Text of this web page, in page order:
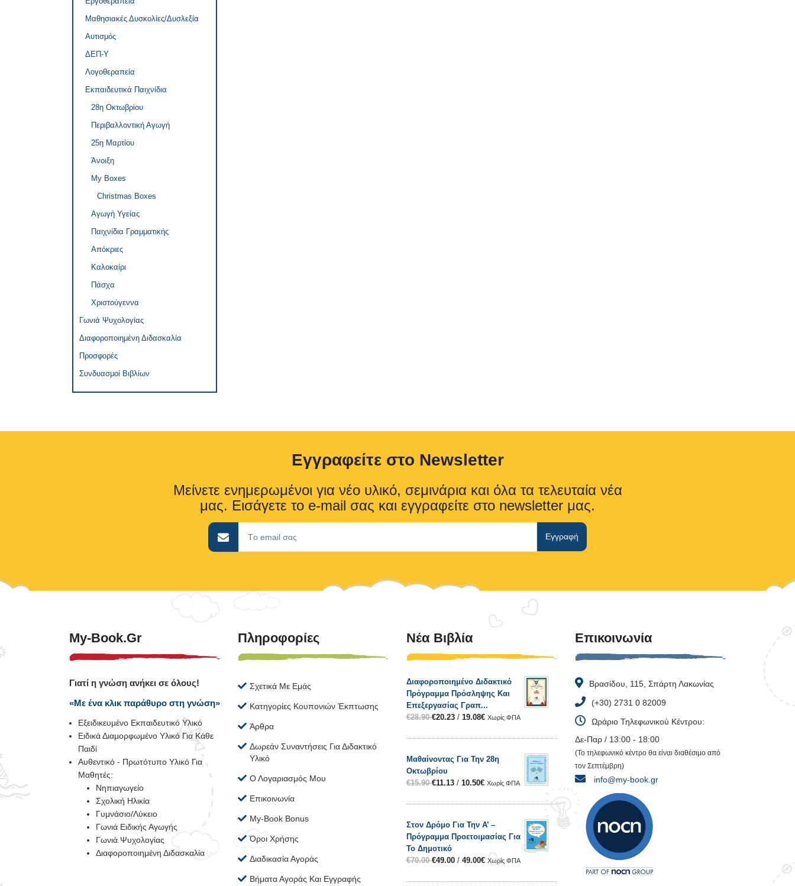
Μαθησιακές Δυσκολίες/Δυσλεξία
Αυτισμός
ΔΕΠ-Υ
Λογοθεραπεία
Εκπαιδευτικά Παιχνίδια
28η Οκτωβρίου
Περιβαλλοντική Αγωγή
25η Μαρτίου
Άνοιξη
My Boxes
Christmas Boxes
Αγωγή Υγείας
Παιχνίδια Γραμματικής
Απόκριες
Καλοκαίρι
Πάσχα
Χριστούγεννα
Γωνιά Ψυχολογίας
Διαφοροποιημένη Διδασκαλία
Προσφορές
Συνδυασμοί Βιβλίων
Eγγραφείτε στο Newsletter
Μείνετε ενημερωμένοι για νέο υλικό, σεμινάρια και όλα τα τελευταία νέα
μας. Εισάγετε το e-mail σας και εγγραφείτε στο newsletter μας.
My-Book.gr
Γιατί η γνώση ανήκει σε όλους!
«Με ένα κλικ παράθυρο στη γνώση»
Εξειδικευμένο Εκπαιδευτικό Υλικό
Ειδικά Διαμορφωμένο Υλικό Για Κάθε
Παιδί
Αυθεντικό - Πρωτότυπο Υλικό Για
Μαθητές:
Νηπιαγωγείο
Σχολική Ηλικία
Γυμνάσιο/Λύκειο
Γωνιά Ειδικής Αγωγής
Γωνιά Ψυχολογίας
Διαφοροποιημένη Διδασκαλία
Πληροφορίες
Σχετικά Με Εμάς
Κατηγορίες Κουπονιών Έκπτωσης
Άρθρα
Δωρεάν Συναντήσεις Για Διδακτικό
Υλικό
Ο Λογαριασμός Μου
Επικοινωνία
My-Book Bonus
Όροι Χρήσης
Διαδικασία Αγοράς
Βήματα Αγοράς Και Εγγραφής
Νέα Βιβλία
Διαφοροποιημένο Διδακτικό
Πρόγραμμα Πρόσληψης Και
Επεξεργασίας Γραπ...
€28.90€20.23 / 19.08€ Χωρίς ΦΠΑ
Μαθαίνοντας Για Την 28η
Οκτωβρίου
€15.90€11.13 / 10.50€ Χωρίς ΦΠΑ
Στον Δρόμο Για Την Α’ –
Πρόγραμμα Προετοιμασίας Για
Το Δημοτικό
€70.00€49.00 / 49.00€ Χωρίς ΦΠΑ
Επικοινωνία
Βρασίδου, 115, Σπάρτη Λακωνίας
(+30) 2731 0 82009
Ωράριο Τηλεφωνικού Κέντρου:
Δε-Παρ / 13:00 - 18:00
(Το τηλεφωνικό κέντρο θα είναι διαθέσιμο από
τον Σεπτέμβρη)
info@my-book.gr